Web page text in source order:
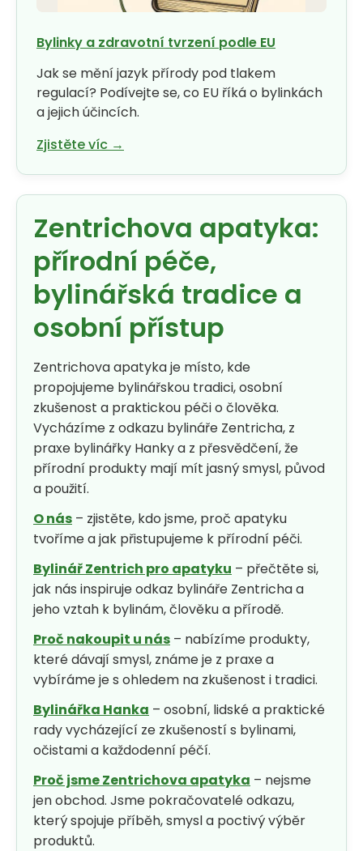
Bylinky a zdravotní tvrzení podle EU
Jak se mění jazyk přírody pod tlakem
regulací? Podívejte se, co EU říká o bylinkách
a jejich účincích.
Zjistěte víc →
Zentrichova apatyka:
přírodní péče,
bylinářská tradice a
osobní přístup
Zentrichova apatyka je místo, kde
propojujeme bylinářskou tradici, osobní
zkušenost a praktickou péči o člověka.
Vycházíme z odkazu bylináře Zentricha, z
praxe bylinářky Hanky a z přesvědčení, že
přírodní produkty mají mít jasný smysl, původ
a použití.
O nás – zjistěte, kdo jsme, proč apatyku
tvoříme a jak přistupujeme k přírodní péči.
Bylinář Zentrich pro apatyku – přečtěte si,
jak nás inspiruje odkaz bylináře Zentricha a
jeho vztah k bylinám, člověku a přírodě.
Proč nakoupit u nás – nabízíme produkty,
které dávají smysl, známe je z praxe a
vybíráme je s ohledem na zkušenost i tradici.
Bylinářka Hanka – osobní, lidské a praktické
rady vycházející ze zkušeností s bylinami,
očistami a každodenní péčí.
Proč jsme Zentrichova apatyka – nejsme
jen obchod. Jsme pokračovatelé odkazu,
který spojuje příběh, smysl a poctivý výběr
produktů.